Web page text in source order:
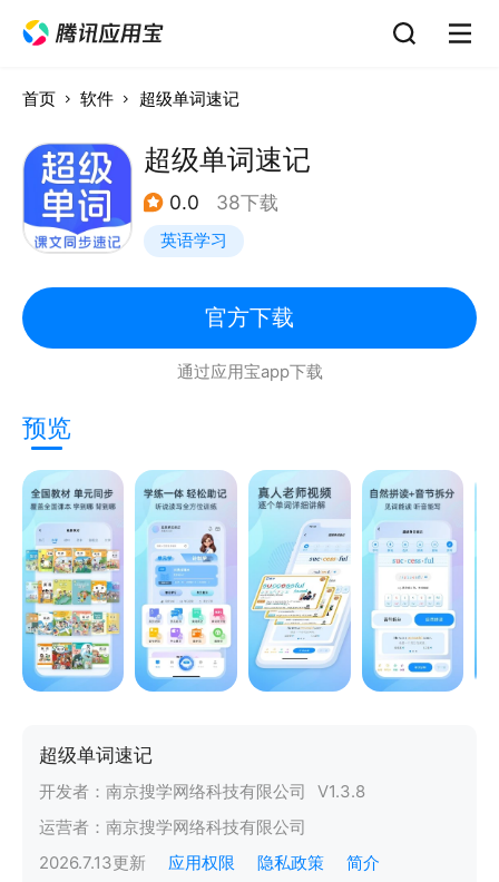
首页 软件 超级单词速记
超级单词速记
0.0 38下载
英语学习
官方下载
通过应用宝app下载
预览
超级单词速记
开发者： 南京搜学网络科技有限公司 V1.3.8
运营者： 南京搜学网络科技有限公司
2026.7.13更新 应用权限 隐私政策 简介